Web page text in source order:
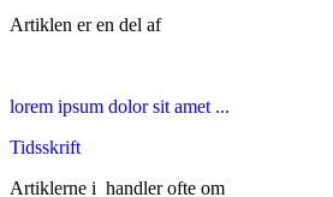
Artiklen er en del af
lorem ipsum dolor sit amet ...
Tidsskrift
Artiklerne i handler ofte om